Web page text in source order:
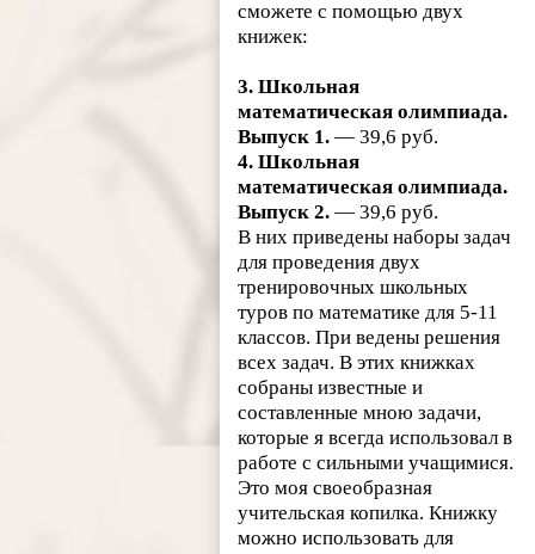
сможете с помощью двух
книжек:
3. Школьная
математическая олимпиада.
Выпуск 1. — 39,6 руб.
4. Школьная
математическая олимпиада.
Выпуск 2.— 39,6 руб.
В них приведены наборы задач
для проведения двух
тренировочных школьных
туров по математике для 5-11
классов. При ведены решения
всех задач. В этих книжках
собраны известные и
составленные мною задачи,
которые я всегда использовал в
работе с сильными учащимися.
Это моя своеобразная
учительская копилка. Книжку
можно использовать для